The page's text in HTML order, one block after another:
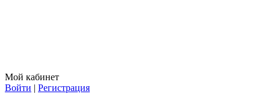
Мой кабинет
Войти | Регистрация